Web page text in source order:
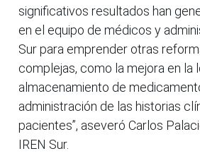
significativos resultados han
en el equipo de médicos y
Sur para emprender otras
complejas, como la mejora en la
almacenamiento de
administración de las historias
pacientes”, aseveró Carlos
IREN Sur.